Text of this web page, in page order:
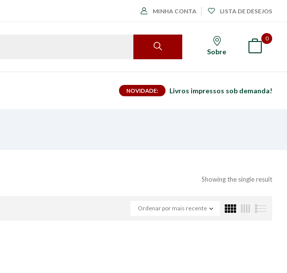
MINHA CONTA LISTA DE DESEJOS
Sobre
0
NOVIDADE: Livros impressos sob demanda!
Showing the single result
Ordenar por mais recente